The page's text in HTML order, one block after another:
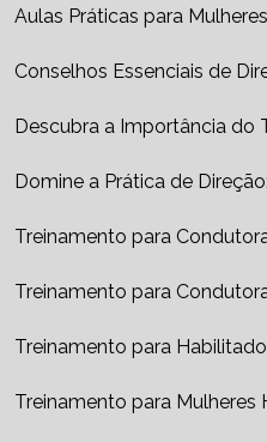
Aulas Práticas para
Conselhos Essenciais de
Descubra a Importância do
Domine a Prática de
Treinamento para
Treinamento para
Treinamento para
Treinamento para Mulheres